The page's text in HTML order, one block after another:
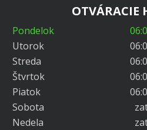
OTVÁRACIE
Pondelok
Utorok
Streda
Štvrtok
Piatok
Sobota
Nedela